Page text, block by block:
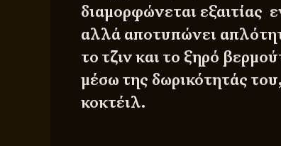
διαμορφώνεται εξαιτίας
αλλά αποτυπώνει
το τζιν και το ξηρό
μέσω της δωρικότητάς
κοκτέιλ.